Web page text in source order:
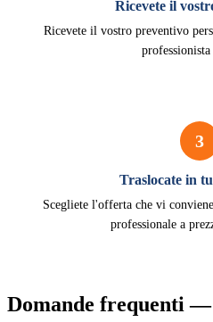
Ricevete il
Ricevete il vostro preventivo
3
Traslocate in
Scegliete l'offerta che vi
professionale a
Domande frequenti —